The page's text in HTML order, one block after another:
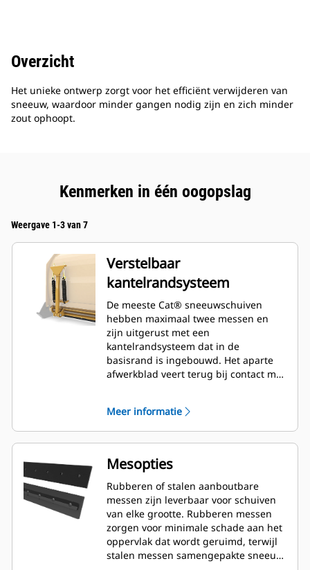
Overzicht
Het unieke ontwerp zorgt voor het efficiënt verwijderen van
sneeuw, waardoor minder gangen nodig zijn en zich minder
zout ophoopt.
Kenmerken in één oogopslag
Weergave 1-3 van 7
Verstelbaar
kantelrandsysteem
De meeste Cat® sneeuwschuiven
hebben maximaal twee messen en
zijn uitgerust met een
kantelrandsysteem dat in de
basisrand is ingebouwd. Het aparte
afwerkblad veert terug bij contact met
sneeuwschuif en machine minimaal
is. Een niet-kantelbaar rubberen mes
is optioneel leverbaar in lengtes van
2,6 m (8'), 3,2 m (10') en 3,8 m (12'), die
perfect passen op alle modellen met
een schrankladerkoppeling.
Meer informatie
Mesopties
Rubberen of stalen aanboutbare
messen zijn leverbaar voor schuiven
van elke grootte. Rubberen messen
zorgen voor minimale schade aan het
oppervlak dat wordt geruimd, terwijl
stalen messen samengepakte sneeuw